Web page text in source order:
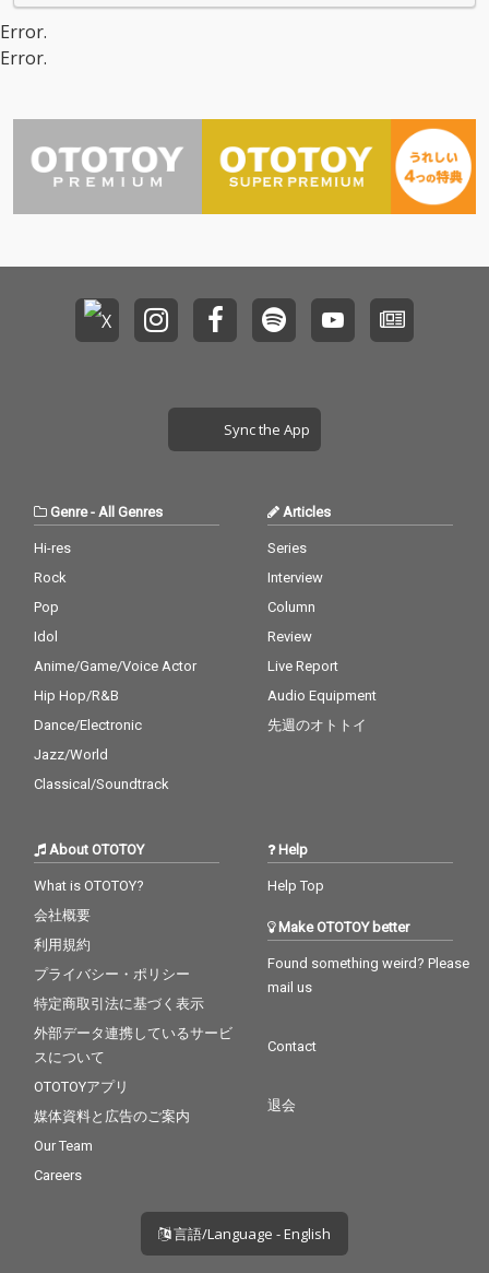
Error.
Error.
Sync the App
Genre- All Genres
Hi-res
Rock
Pop
Idol
Anime/Game/Voice Actor
Hip Hop/R&B
Dance/Electronic
Jazz/World
Classical/Soundtrack
Articles
Series
Interview
Column
Review
Live Report
Audio Equipment
先週のオトトイ
About OTOTOY
What is OTOTOY?
会社概要
利用規約
プライバシー・ポリシー
特定商取引法に基づく表示
外部データ連携しているサービ
スについて
OTOTOYアプリ
媒体資料と広告のご案内
Our Team
Careers
Help
Help Top
Make OTOTOY better
Found something weird? Please
mail us
Contact
退会
言語/Language - English